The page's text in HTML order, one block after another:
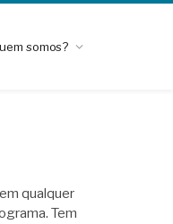
somos?
qualquer
Tem